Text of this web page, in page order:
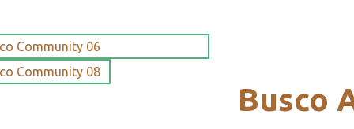
Busco